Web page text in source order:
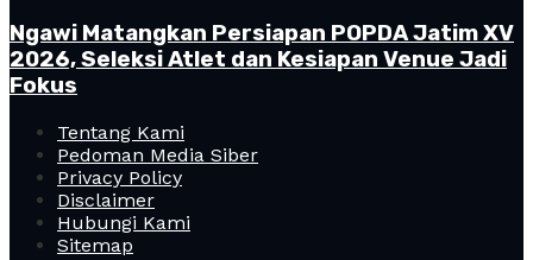
Ngawi Matangkan Persiapan POPDA Jatim XV
2026, Seleksi Atlet dan Kesiapan Venue Jadi
Fokus
Tentang Kami
Pedoman Media Siber
Privacy Policy
Disclaimer
Hubungi Kami
Sitemap